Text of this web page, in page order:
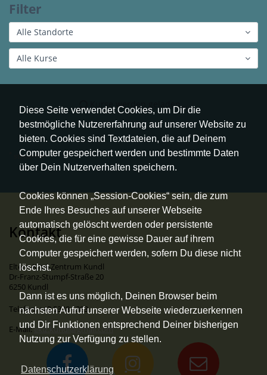
Diese Seite verwendet Cookies, um Dir die
bestmögliche Nutzererfahrung auf unserer Website zu
bieten. Cookies sind Textdateien, die auf Deinem
Computer gespeichert werden und bestimmte Daten
über Dein Nutzerverhalten speichern.
Cookies können „Session-Cookies“ sein, die zum
Ende Ihres Besuches auf unserer Webseite
automatisch gelöscht werden oder persistente
Cookies, die für eine gewisse Dauer auf ihrem
Computer gespeichert werden, sofern Du diese nicht
löschst.
Dann ist es uns möglich, Deinen Browser beim
nächsten Aufruf unserer Webseite wiederzuerkennen
und Dir Funktionen entsprechend Deiner bisherigen
Nutzung zur Verfügung zu stellen.
Datenschutzerklärung
Filter
Alle Standorte
Alle Kurse
Kurse werden geladen...
steuerfrei
Kontakt
Eltern-Kind-Zentrum Kundl
Dr-Franz-Stumpf-Straße 20
6250 Kundl
Telefon: +43 5338 6383
E-Mail:ekiz.kundl@gmail.com